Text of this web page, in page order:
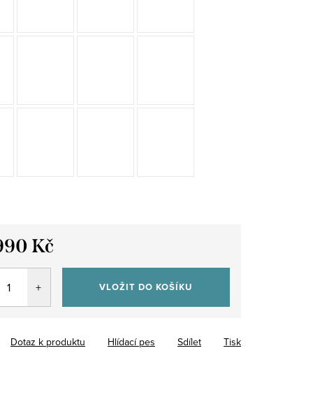
Kč
VLOŽIT DO KOŠÍKU
Tisk
Dotaz k produktu Hlídací pes Sdílet